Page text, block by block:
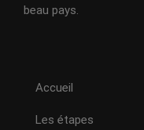
beau pays.
Accueil
Les étapes